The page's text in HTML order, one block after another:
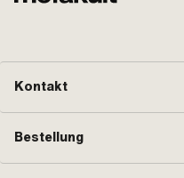
Kontakt
Bestellung